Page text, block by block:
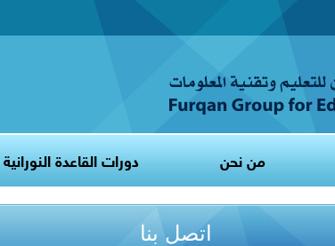
دورات القاعدة النورانية من نحن
اتصل بنا